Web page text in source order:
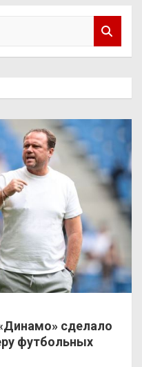
сделало
футбольных